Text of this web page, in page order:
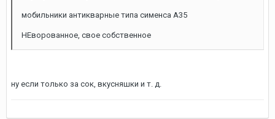
мобильники антикварные типа сименса А35
НЕворованное, свое собственное
ну если только за сок, вкусняшки и т. д.